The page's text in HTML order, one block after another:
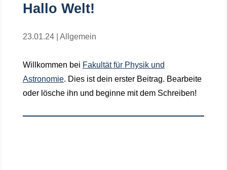
Hallo Welt!
23.01.24| Allgemein
Willkommen bei Fakultät für Physik und
Astronomie. Dies ist dein erster Beitrag. Bearbeite
oder lösche ihn und beginne mit dem Schreiben!